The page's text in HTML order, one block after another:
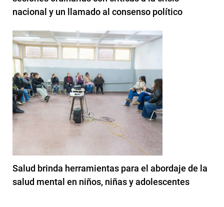
nacional y un llamado al consenso político
Salud brinda herramientas para el abordaje de la
salud mental en niños, niñas y adolescentes